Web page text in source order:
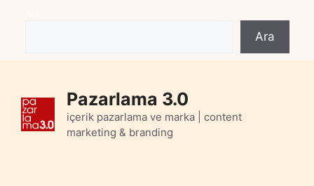
Ara
Pazarlama 3.0
içerik pazarlama ve marka | content
marketing & branding